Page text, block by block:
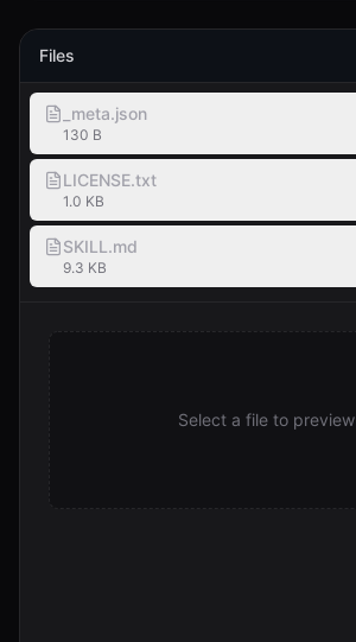
Files
_meta.json
130 B
LICENSE.txt
1.0 KB
SKILL.md
9.3 KB
Select a file to preview